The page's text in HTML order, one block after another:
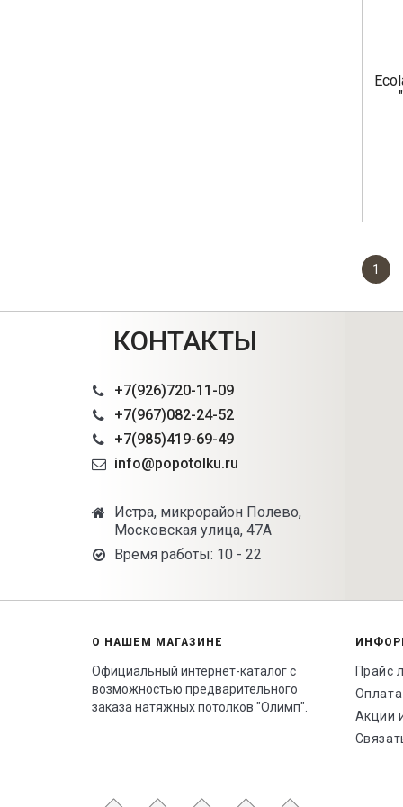
1
КОНТАКТЫ
+7(926)720-11-09
+7(967)082-24-52
+7(985)419-69-49
info@popotolku.ru
Истра, микрорайон Полево,
Московская улица, 47А
Время работы: 10 - 22
О НАШЕМ МАГАЗИНЕ
Официальный интернет-каталог с
возможностью предварительного
заказа натяжных потолков "Олимп".
Прайс
Акции